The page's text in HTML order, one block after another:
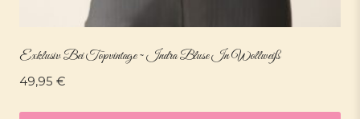
Exklusiv Bei Topvintage ~ Indra Bluse In Wollweiß
49,95 €